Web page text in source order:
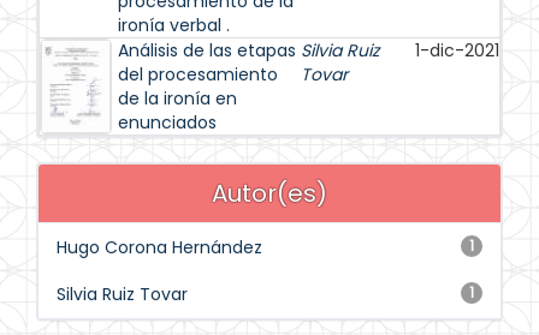
ironía verbal .
Análisis de las etapas
del procesamiento
de la ironía en
enunciados
Silvia Ruiz
Tovar
1-dic-2021
Autor(es)
1
Hugo Corona Hernández
1
Silvia Ruiz Tovar